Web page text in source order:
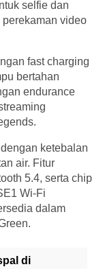
selfie dan
video
fast charging
bertahan
endurance
ketebalan
air. Fitur
5.4, serta chip
Wi-Fi
dalam
di